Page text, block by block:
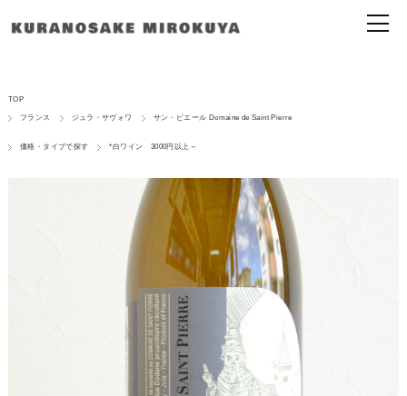
TOP
フランス ジュラ・サヴォワ サン・ピエール Domaine de Saint Pierre
価格・タイプで探す *白ワイン 3000円以上～